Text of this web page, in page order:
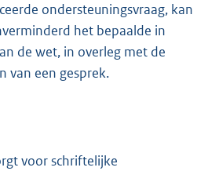
ondersteuningsvraag, kan
het bepaalde in
de wet, in overleg met de
van een gesprek.
voor schriftelijke